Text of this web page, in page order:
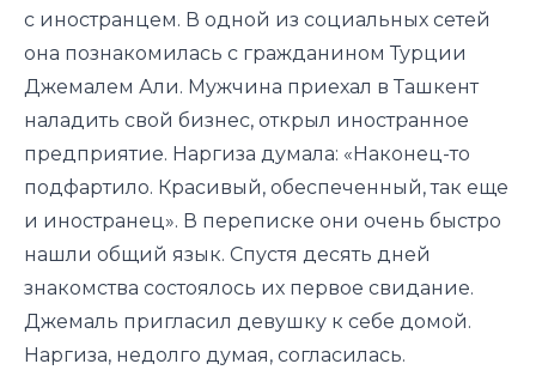
с иностранцем. В одной из социальных сетей
она познакомилась с гражданином Турции
Джемалем Али. Мужчина приехал в Ташкент
наладить свой бизнес, открыл иностранное
предприятие. Наргиза думала: «Наконец-то
подфартило. Красивый, обеспеченный, так еще
и иностранец». В переписке они очень быстро
нашли общий язык. Спустя десять дней
знакомства состоялось их первое свидание.
Джемаль пригласил девушку к себе домой.
Наргиза, недолго думая, согласилась.